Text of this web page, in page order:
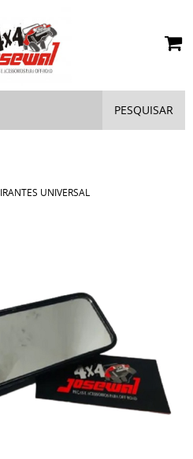
PESQUISAR
UNIVERSAL